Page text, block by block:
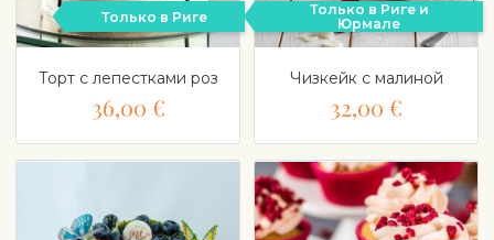
Только в Риге
Торт с лепестками роз
36,00 €
Только в Риге и
Юрмале
Чизкейк с малиной
32,00 €